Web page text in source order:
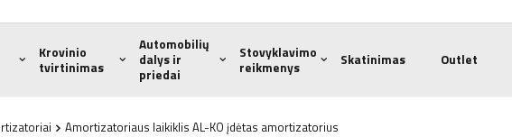
Krovinio
tvirtinimas
Automobilių
dalys ir
priedai
Stovyklavimo
reikmenys
Skatinimas Outlet
Amortizatoriaus laikiklis AL-KO įdėtas amortizatorius